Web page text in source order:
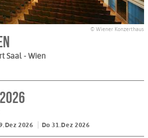
© Wiener Konzerthaus
Saal - Wien
2026 Do 31.Dez 2026